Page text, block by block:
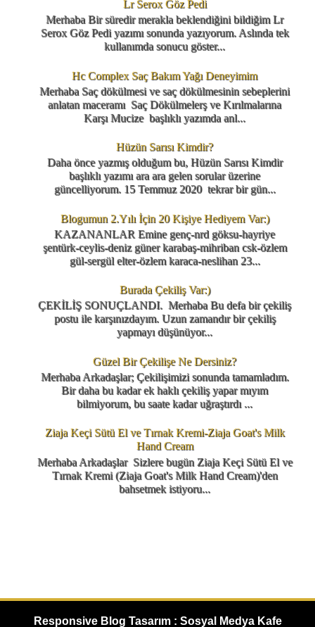
Lr Serox Göz Pedi
Merhaba Bir süredir merakla beklendiğini bildiğim Lr
Serox Göz Pedi yazımı sonunda yazıyorum. Aslında tek
kullanımda sonucu göster...
Hc Complex Saç Bakım Yağı Deneyimim
Merhaba Saç dökülmesi ve saç dökülmesinin sebeplerini
anlatan maceramı Saç Dökülmelerş ve Kırılmalarına
Karşı Mucize başlıklı yazımda anl...
Hüzün Sarısı Kimdir?
Daha önce yazmış olduğum bu, Hüzün Sarısı Kimdir
başlıklı yazımı ara ara gelen sorular üzerine
güncelliyorum. 15 Temmuz 2020 tekrar bir gün...
Blogumun 2.Yılı İçin 20 Kişiye Hediyem Var:)
KAZANANLAR Emine genç-nrd göksu-hayriye
şentürk-ceylis-deniz güner karabaş-mihriban csk-özlem
gül-sergül elter-özlem karaca-neslihan 23...
Burada Çekiliş Var:)
ÇEKİLİŞ SONUÇLANDI. Merhaba Bu defa bir çekiliş
postu ile karşınızdayım. Uzun zamandır bir çekiliş
yapmayı düşünüyor...
Güzel Bir Çekilişe Ne Dersiniz?
Merhaba Arkadaşlar; Çekilişimizi sonunda tamamladım.
Bir daha bu kadar ek haklı çekiliş yapar mıyım
bilmiyorum, bu saate kadar uğraştırdı ...
Ziaja Keçi Sütü El ve Tırnak Kremi-Ziaja Goat's Milk
Hand Cream
Merhaba Arkadaşlar Sizlere bugün Ziaja Keçi Sütü El ve
Tırnak Kremi (Ziaja Goat's Milk Hand Cream)'den
bahsetmek istiyoru...
Responsive Blog Tasarım : Sosyal Medya Kafe